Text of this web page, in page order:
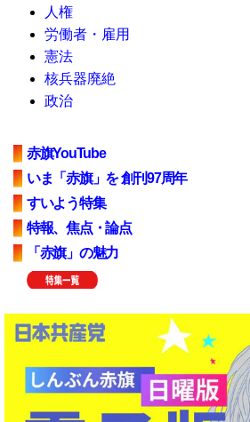
人権
労働者・雇用
憲法
核兵器廃絶
政治
赤旗YouTube
いま「赤旗」を 創刊97周年
すいよう特集
特報、焦点・論点
「赤旗」の魅力